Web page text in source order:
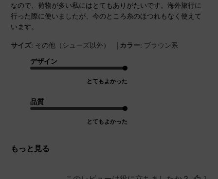
なので、荷物が多い私にはとてもありがたいです。海外旅行に
行った際に使いましたが、今のところ糸のほつれもなく使えて
います。
サイズ: その他（シューズ以外） | カラー: ブラウン系
デザイン
とてもよかった
品質
とてもよかった
もっと見る